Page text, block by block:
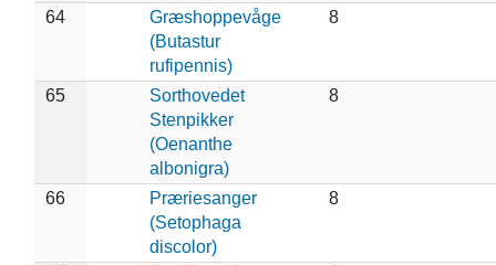
64
Græshoppevåge
(Butastur
rufipennis)
8
65
Sorthovedet
Stenpikker
(Oenanthe
albonigra)
8
66
Præriesanger
(Setophaga
discolor)
8